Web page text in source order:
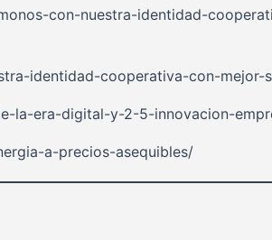
con-nuestra-identidad-
identidad-cooperativa-con-mejor-
la-era-digital-y-2-5-innovacion-
a-precios-asequibles/